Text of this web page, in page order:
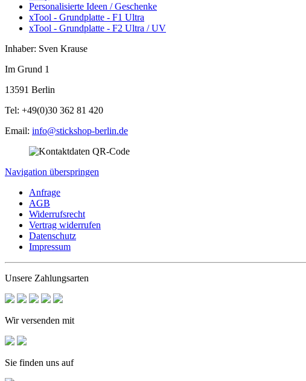
Personalisierte Ideen / Geschenke
xTool - Grundplatte - F1 Ultra
xTool - Grundplatte - F2 Ultra / UV
Inhaber: Sven Krause
Im Grund 1
13591 Berlin
Tel: +49(0)30 362 81 420
Email: info@stickshop-berlin.de
Navigation überspringen
Anfrage
AGB
Widerrufsrecht
Vertrag widerrufen
Datenschutz
Impressum
Unsere Zahlungsarten
Wir versenden mit
Sie finden uns auf